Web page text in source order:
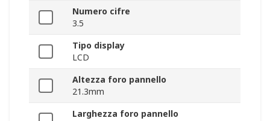
Numero cifre
3.5
Tipo display
LCD
Altezza foro pannello
21.3mm
Larghezza foro pannello